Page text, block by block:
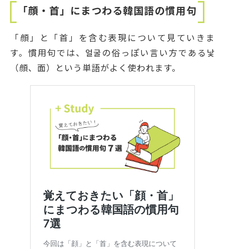
「顔・首」にまつわる韓国語の慣用句
「顔」と「首」を含む表現について見ていきま
す。慣用句では、얼굴の俗っぽい言い方である낯
（顔、面）という単語がよく使われます。